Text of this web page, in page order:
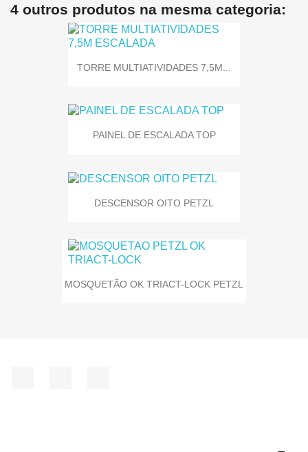
4 outros produtos na mesma categoria:
TORRE MULTIATIVIDADES 7,5M...
PAINEL DE ESCALADA TOP
DESCENSOR OITO PETZL
MOSQUETÃO OK TRIACT-LOCK PETZL